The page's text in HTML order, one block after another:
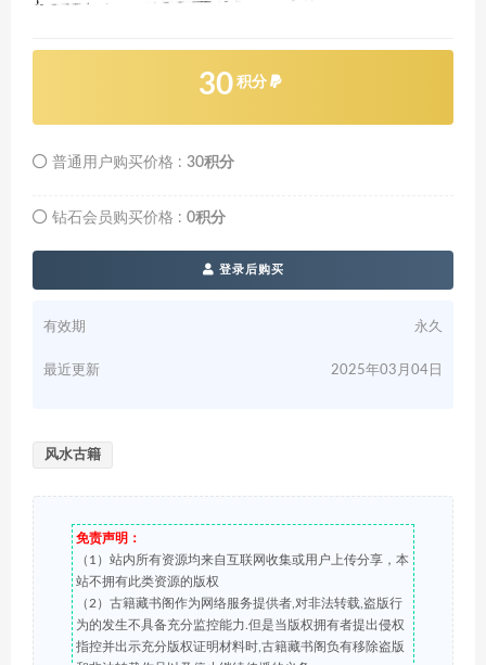
30 积分
普通用户购买价格 : 30积分
钻石会员购买价格 : 0积分
登录后购买
有效期 永久
最近更新 2025年03月04日
风水古籍
免责声明：
（1）站内所有资源均来自互联网收集或用户上传分享，本
站不拥有此类资源的版权
（2）古籍藏书阁作为网络服务提供者,对非法转载,盗版行
为的发生不具备充分监控能力.但是当版权拥有者提出侵权
指控并出示充分版权证明材料时,古籍藏书阁负有移除盗版